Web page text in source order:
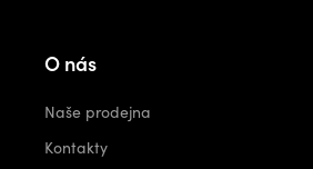
O nás
Naše prodejna
Kontakty